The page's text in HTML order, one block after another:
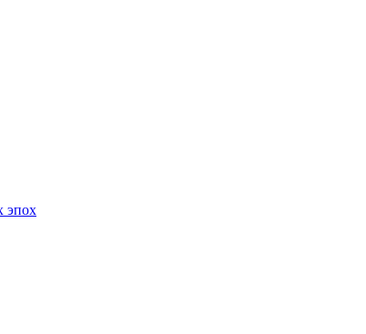
эпох